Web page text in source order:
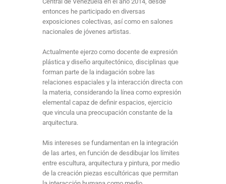
entonces he participado en diversas
exposiciones colectivas, así como en salones
nacionales de jóvenes artistas.
Actualmente ejerzo como docente de expresión
plástica y diseño arquitectónico, disciplinas que
forman parte de la indagación sobre las
relaciones espaciales y la interacción directa con
la materia, considerando la línea como expresión
elemental capaz de definir espacios, ejercicio
que vincula una preocupación constante de la
arquitectura.
Mis intereses se fundamentan en la integración
de las artes, en función de desdibujar los límites
entre escultura, arquitectura y pintura, por medio
de la creación piezas escultóricas que permitan